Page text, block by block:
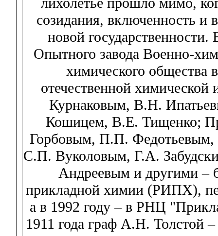
созидания, включенность и
новой
Опытного завода Военно-
химического общества
отечественной
Курнаковым, В.Н.
Кошицем, В.Е. Тищенко;
Горбовым, П.П.
С.П. Вуколовым, Г.А.
Андреевым и другими –
прикладной химии (РИПХ),
а в 1992 году – в РНЦ
1911 года граф А.Н. Толстой